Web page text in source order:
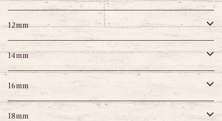
ニップルピアス
スクランパー
フェイクプラグ
パーツ
変形ピアス
ニップルピアス
パーツ
パーツ
トンネル
アイレット
エキスパンダー
パーツ
アイレット
エキスパンダー
パーツ
トンネル
プラグ
アイレット
エキスパンダー
アイレット
エキスパンダー
パーツ
プラグ
アイレット
エキスパンダー
パーツ
トンネル
プラグ
アイレット
エキスパンダー
12mm
トンネル
プラグ
アイレット
14mm
トンネル
プラグ
16mm
トンネル
18mm